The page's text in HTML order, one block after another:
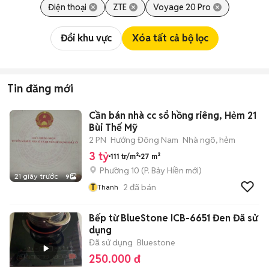
Điện thoại ZTE Voyage 20 Pro
Đổi khu vực Xóa tất cả bộ lọc
Tin đăng mới
21 giây trước 9
Cần bán nhà cc sổ hồng riêng, Hẻm 21
Bùi Thế Mỹ
2 PN Hướng Đông Nam Nhà ngõ, hẻm
3 tỷ 111 tr/m² 27 m²
Phường 10 (P. Bảy Hiền mới)
T Thanh 2 đã bán
Bếp từ BlueStone ICB-6651 Đen Đã sử
dụng
Đã sử dụng Bluestone
250.000 đ